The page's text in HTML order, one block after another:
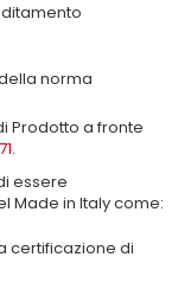
norma
Prodotto a fronte
.
essere
Made in Italy come:
certificazione di